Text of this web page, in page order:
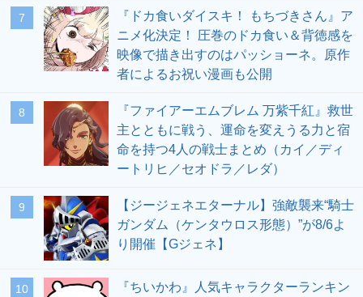
7
『ドカ食いダイスキ！ もちづきさん』ア
ニメ化決定！ 圧巻のドカ食い＆背徳感を
映像で描き出すのはパッショーネ。原作
者によるお祝い漫画も公開
8
『ファイアーエムブレム 万紫千紅』救世
主とともに戦う、運命を変えうる力と宿
命を持つ4人の戦士まとめ（カイ／ディ
ートリヒ／セオドラ／レダ）
9
【ジージェネエターナル】強敵襲来“騎士
ガンダム（ケンタウロス形態）”が8/6よ
り開催【Gジェネ】
10
『ちいかわ』人気キャラクターランキン